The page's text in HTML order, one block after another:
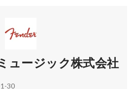
pages/careers-at-
ja-JP/start
ュージック株式会社
30